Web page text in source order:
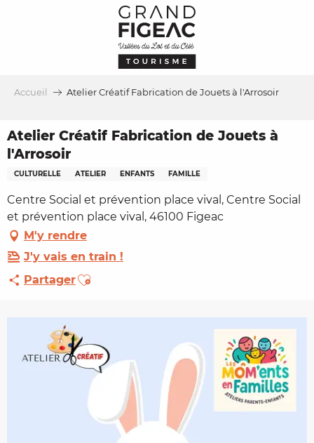
Accueil Atelier Créatif Fabrication de Jouets à l'Arrosoir
Atelier Créatif Fabrication de Jouets à
l'Arrosoir
CULTURELLE ATELIER ENFANTS FAMILLE
Centre Social et prévention place vival, Centre Social
et prévention place vival, 46100 Figeac
M'y rendre
J'y vais en train !
PartagerAjouter aux favoris